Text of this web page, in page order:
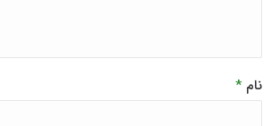
نام*